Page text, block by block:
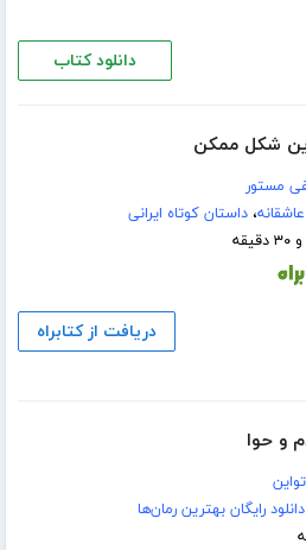
دانلود کتاب
شکل ممکن
مستور
عاشقانه،داستان کوتاه ایرانی
دریافت از کتابراه
و حوا
دانلود رایگان بهترین رمان‌ها